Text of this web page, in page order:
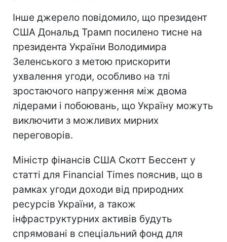
Інше джерело повідомило, що президент
США Дональд Трамп посилено тисне на
президента України Володимира
Зеленського з метою прискорити
ухвалення угоди, особливо на тлі
зростаючого напруження між двома
лідерами і побоювань, що Україну можуть
виключити з можливих мирних
переговорів.
Міністр фінансів США Скотт Бессент у
статті для Financial Times пояснив, що в
рамках угоди доходи від природних
ресурсів України, а також
інфраструктурних активів будуть
спрямовані в спеціальний фонд для